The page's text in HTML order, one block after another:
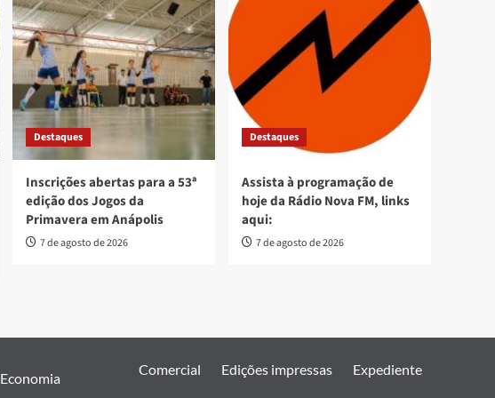
Destaques
Inscrições abertas para a 53ª
edição dos Jogos da
Primavera em Anápolis
7 de agosto de 2026
Destaques
Assista à programação de
hoje da Rádio Nova FM, links
aqui:
7 de agosto de 2026
Economia
Comercial Edições impressas Expediente